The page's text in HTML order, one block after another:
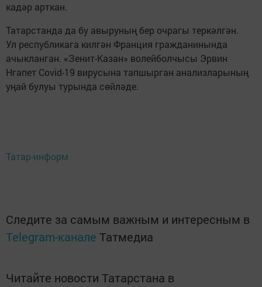
кадәр арткан.
Татарстанда да бу авыруның бер очрагы теркәлгән.
Ул республикага килгән Франция гражданинында
ачыкланган. «Зенит-Казан» волейболчысы Эрвин
Нгапет Covid-19 вирусына тапшырган анализларының
уңай булуы турында сөйләде.
Татар-информ
Следите за самым важным и интересным в
Telegram-канале Татмедиа
Читайте новости Татарстана в